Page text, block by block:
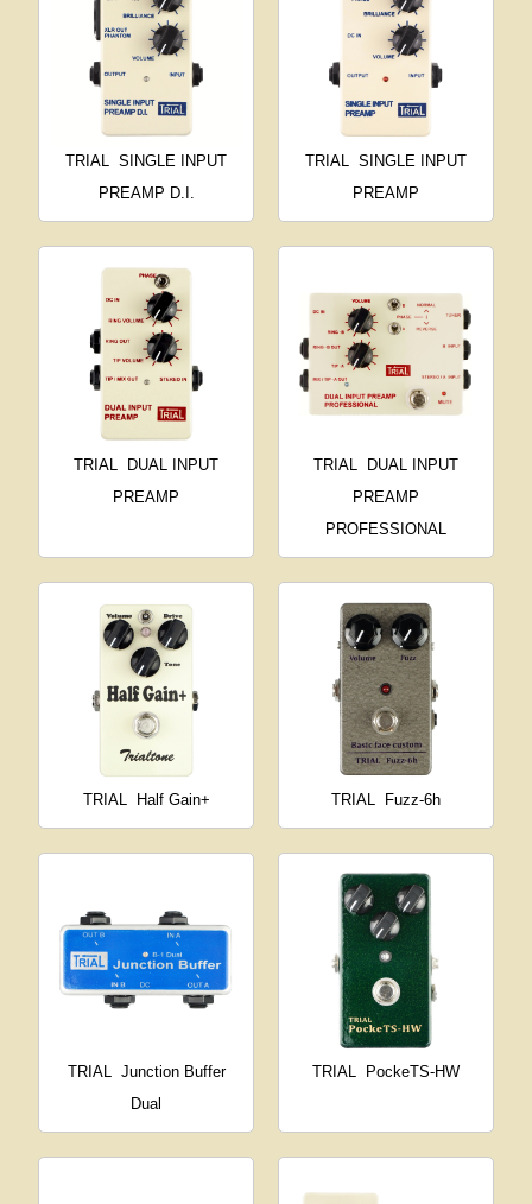
TRIAL SINGLE INPUT
PREAMP D.I.
TRIAL SINGLE INPUT
PREAMP
TRIAL
DUAL INPUT
PREAMP
TRIAL
DUAL INPUT
PREAMP
PROFESSIONAL
TRIAL Half Gain+ TRIAL Fuzz-6h
TRIAL
Junction Buffer
Dual
TRIAL PockeTS-HW